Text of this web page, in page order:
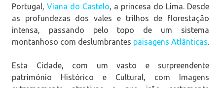
Portugal, Viana do Castelo, a princesa do Lima. Desde
as profundezas dos vales e trilhos de florestação
intensa, passando pelo topo de um sistema
montanhoso com deslumbrantes paisagens Atlânticas.
Esta Cidade, com um vasto e surpreendente
património Histórico e Cultural, com Imagens